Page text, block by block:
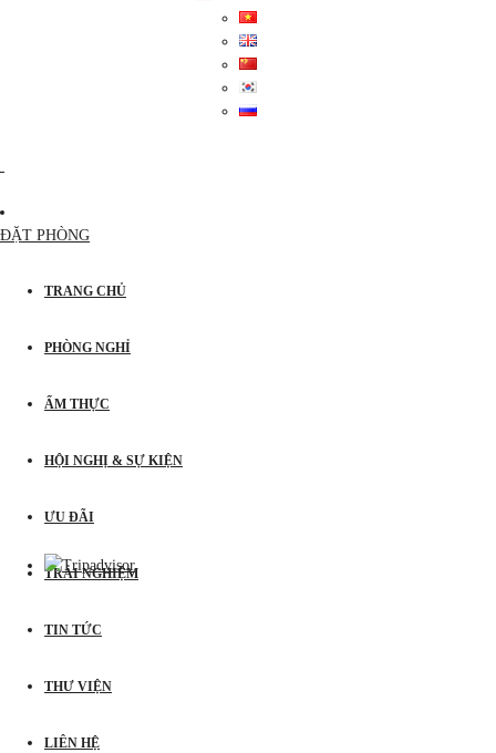
ĐẶT PHÒNG
TRANG CHỦ
PHÒNG NGHỈ
ẨM THỰC
HỘI NGHỊ & SỰ KIỆN
ƯU ĐÃI
TRẢI NGHIỆM
TIN TỨC
THƯ VIỆN
LIÊN HỆ